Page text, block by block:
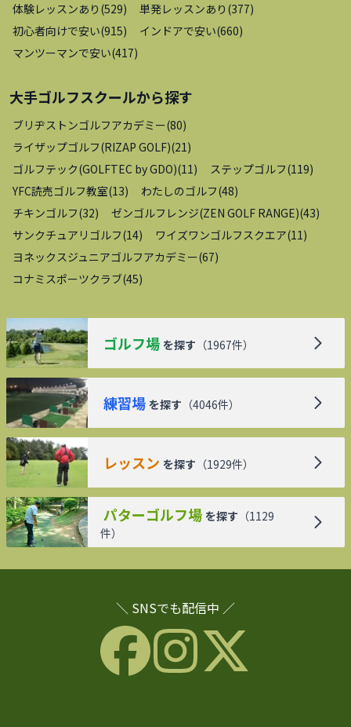
体験レッスンあり (529) 単発レッスンあり (377)
初心者向けで安い(915) インドアで安い(660)
マンツーマンで安い(417)
大手ゴルフスクールから探す
ブリヂストンゴルフアカデミー(80)
ライザップゴルフ(RIZAP GOLF)(21)
ゴルフテック(GOLFTEC by GDO)(11) ステップゴルフ(119)
YFC読売ゴルフ教室(13) わたしのゴルフ(48)
チキンゴルフ(32) ゼンゴルフレンジ(ZEN GOLF RANGE)(43)
サンクチュアリゴルフ(14) ワイズワンゴルフスクエア(11)
ヨネックスジュニアゴルフアカデミー(67)
コナミスポーツクラブ(45)
ゴルフ場 を探す （1967件）
練習場 を探す （4046件）
レッスン を探す （1929件）
パターゴルフ場 を探す （1129
件）
＼ SNSでも配信中 ／